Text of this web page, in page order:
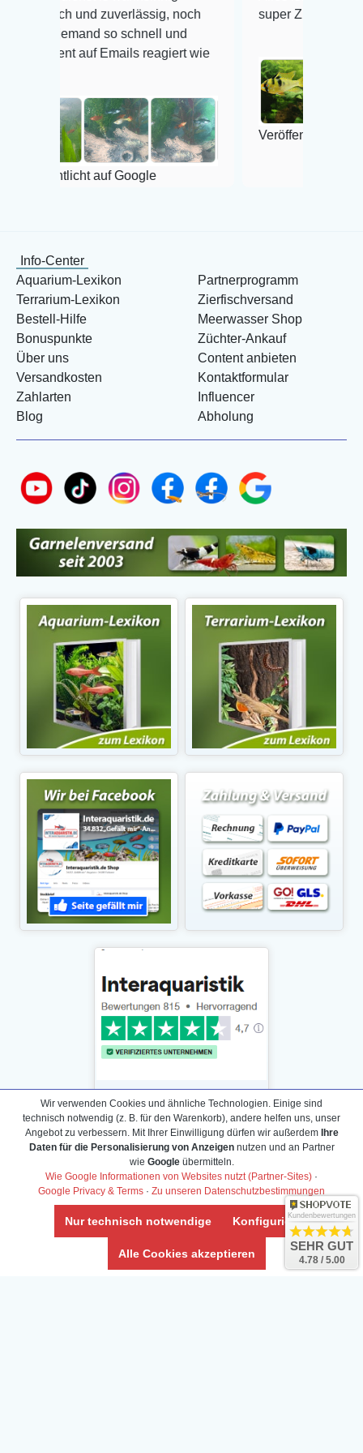
zuverlässig, noch
so schnell und
Emails reagiert wie
auf Google
super Zustand. Gerne wieder 😃
Veröffentlicht auf Google
Info-Center
Aquarium-Lexikon
Terrarium-Lexikon
Bestell-Hilfe
Bonuspunkte
Über uns
Versandkosten
Zahlarten
Blog
Partnerprogramm
Zierfischversand
Meerwasser Shop
Züchter-Ankauf
Content anbieten
Kontaktformular
Influencer
Abholung
Daten­schutz­erklärung
Widerrufs­recht /Widerrufs­formular
AGB & Info
Impressum
Umwelt und Entsorgung
Vertrag widerrufen
Wir verwenden Cookies und ähnliche Technologien. Einige sind
technisch notwendig (z. B. für den Warenkorb), andere helfen uns, unser
Angebot zu verbessern. Mit Ihrer Einwilligung dürfen wir außerdem Ihre
Daten für die Personalisierung von Anzeigennutzen und an Partner
wie Googleübermitteln.
Wie Google Informationen von Websites nutzt (Partner-Sites) ·
Google Privacy & Terms · Zu unseren Datenschutzbestimmungen
Nur technisch notwendige Konfigurieren
Alle Cookies akzeptieren
Kundenbewertungen
SEHR GUT
4.78 / 5.00